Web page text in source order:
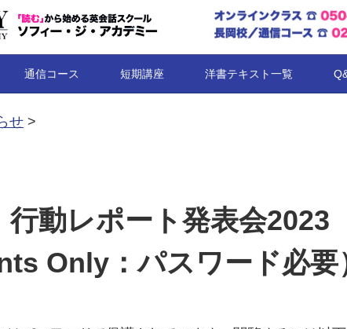
通信コース 短期講座 洋書テキスト一覧
せ >
行動レポート発表会2023
Only：パスワード必要